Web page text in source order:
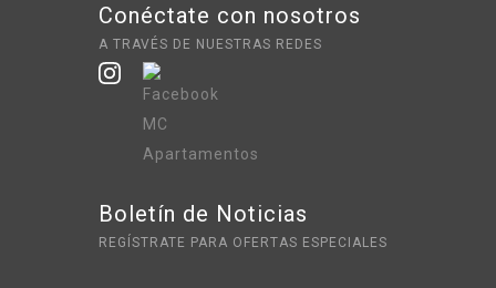
Conéctate con nosotros
A TRAVÉS DE NUESTRAS REDES
Boletín de Noticias
REGÍSTRATE PARA OFERTAS ESPECIALES